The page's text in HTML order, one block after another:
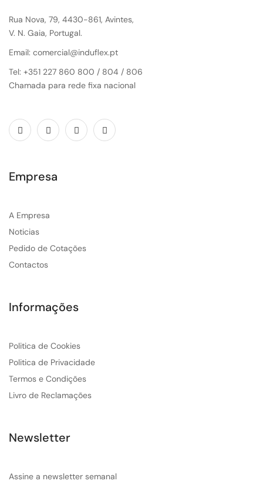
Rua Nova, 79, 4430-861, Avintes,
V. N. Gaia, Portugal.
Email: comercial@induflex.pt
Tel: +351 227 860 800 / 804 / 806
Chamada para rede fixa nacional
Empresa
A Empresa
Noticias
Pedido de Cotações
Contactos
Informações
Politica de Cookies
Politica de Privacidade
Termos e Condições
Livro de Reclamações
Newsletter
Assine a newsletter semanal